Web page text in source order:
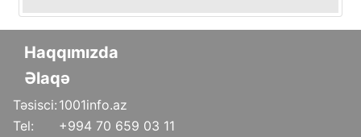
Haqqımızda
Əlaqə
Təsisci: 1001info.az
Tel:
+994 70 659 03 11